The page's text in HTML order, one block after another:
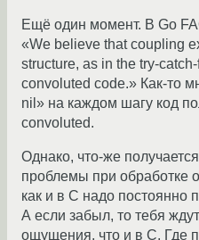
Ещё один момент. В Go
«We believe that coupling
structure, as in the try-
convoluted code.» Как-то
nil» на каждом шагу код
convoluted.
Однако, что-же
проблемы при обработке
как и в C надо постоянно
А если забыл, то тебя
ощущения, что и в C. Где